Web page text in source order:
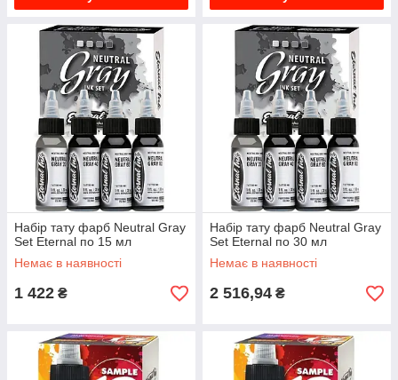
Набір тату фарб Neutral Gray
Set Eternal по 15 мл
Немає в наявності
1 422 ₴
Набір тату фарб Neutral Gray
Set Eternal по 30 мл
Немає в наявності
2 516,94 ₴